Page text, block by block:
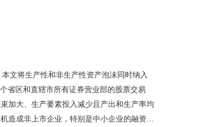
文将生产性和非生产性资产泡沫同时纳入
省区和直辖市所有证券营业部的股票交易
加大、生产要素投入减少且产出和生产率均
造成非上市企业，特别是中小企业的融资机